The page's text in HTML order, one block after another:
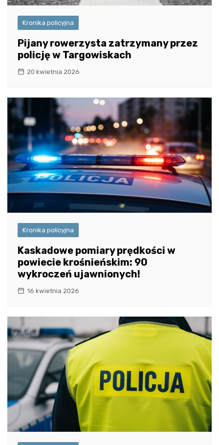
Kronika policyjna
Pijany rowerzysta zatrzymany przez
policję w Targowiskach
20 kwietnia 2026
Kronika policyjna
Kaskadowe pomiary prędkości w
powiecie krośnieńskim: 90
wykroczeń ujawnionych!
16 kwietnia 2026